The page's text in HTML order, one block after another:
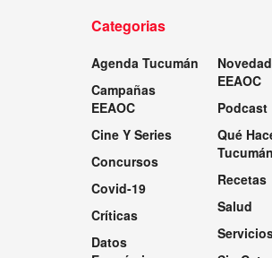
Categorias
Agenda Tucumán
Campañas
EEAOC
Cine Y Series
Concursos
Covid-19
Críticas
Datos
EEAOC
Podcast
Qué
Tucumán
Recetas
Salud